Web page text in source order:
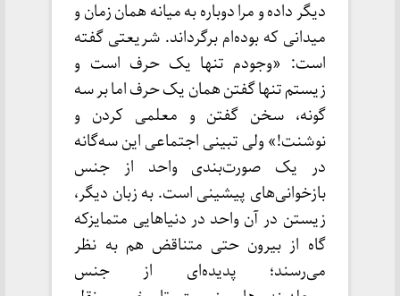
دیگر داده و مرا دوباره به میانه همان زمان و
میدانی که بوده‌ام برگرداند. شریعتی گفته
است: «وجودم تنها یک حرف است و
زیستم تنها گفتن همان یک حرف اما بر سه
گونه، سخن گفتن و معلمی کردن و
نوشنت!» ولی تبینی اجتماعی این سه‌گانه
در یک صورت‌بندی واحد از جنس
بازخوانی‌های پیشینی است. به زبان دیگر،
زیستن در آن واحد در دنیاهایی متمایزکه
گاه از بیرون حتی متناقض هم به نظر
می‌رسند؛ پدیده‌ای از جنس